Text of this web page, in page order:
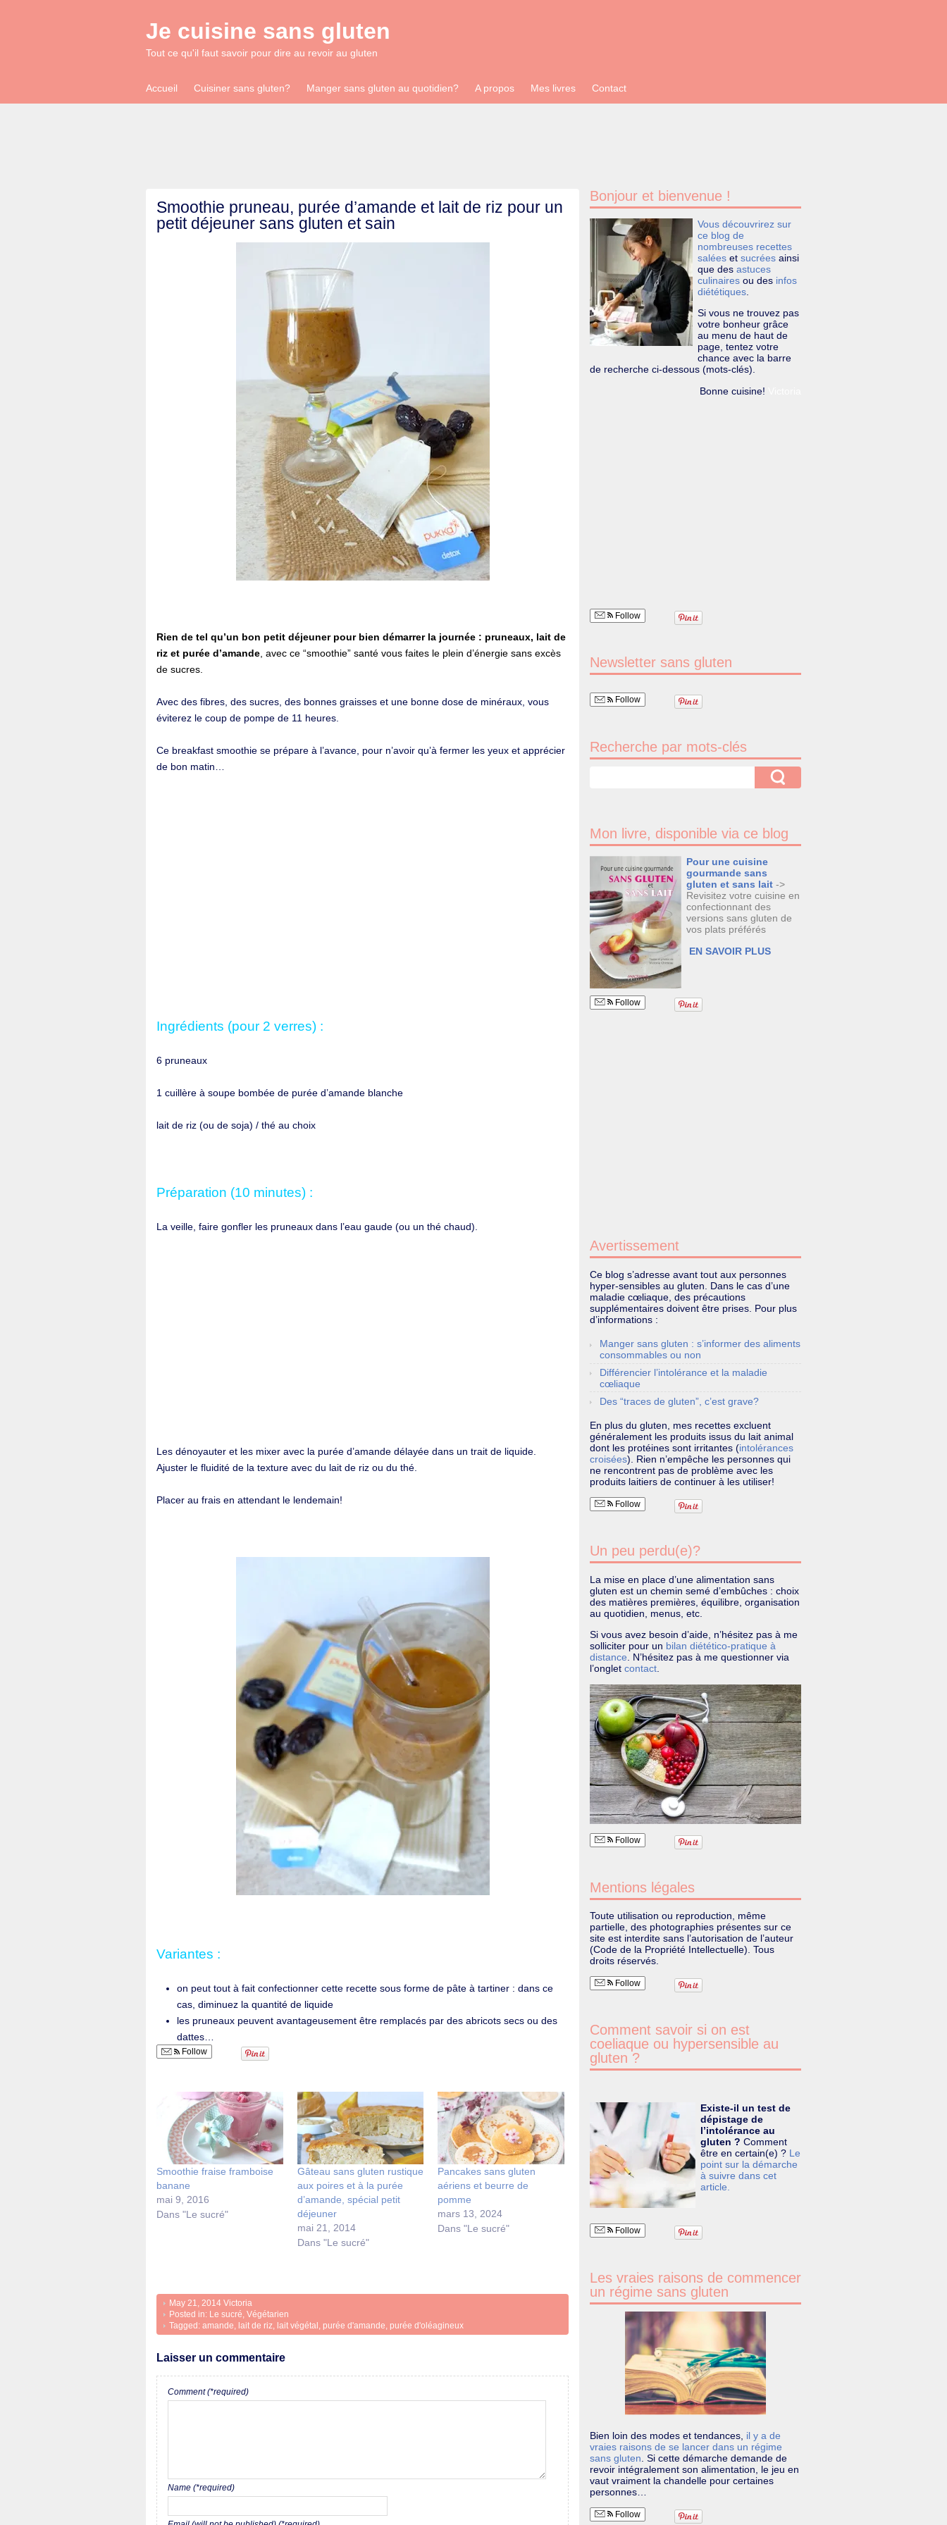
Je cuisine sans gluten
Tout ce qu'il faut savoir pour dire au revoir au gluten
Accueil Cuisiner sans gluten? Manger sans gluten au quotidien? A propos Mes livres Contact
Smoothie pruneau, purée d’amande et lait de riz pour un
petit déjeuner sans gluten et sain
Rien de tel qu’un bon petit déjeuner pour bien démarrer la journée : pruneaux, lait de
riz et purée d’amande , avec ce “smoothie” santé vous faites le plein d’énergie sans excès
de sucres.
Avec des fibres, des sucres, des bonnes graisses et une bonne dose de minéraux, vous
éviterez le coup de pompe de 11 heures.
Ce breakfast smoothie se prépare à l’avance, pour n’avoir qu’à fermer les yeux et apprécier
de bon matin…
Ingrédients (pour 2 verres) :
6 pruneaux
1 cuillère à soupe bombée de purée d’amande blanche
lait de riz (ou de soja) / thé au choix
Préparation (10 minutes) :
La veille, faire gonfler les pruneaux dans l’eau gaude (ou un thé chaud).
Les dénoyauter et les mixer avec la purée d’amande délayée dans un trait de liquide.
Ajuster le fluidité de la texture avec du lait de riz ou du thé.
Placer au frais en attendant le lendemain!
Variantes :
on peut tout à fait confectionner cette recette sous forme de pâte à tartiner : dans ce
cas, diminuez la quantité de liquide
les pruneaux peuvent avantageusement être remplacés par des abricots secs ou des
dattes…
Follow
Smoothie fraise framboise
banane
mai 9, 2016
Dans "Le sucré"
Gâteau sans gluten rustique
aux poires et à la purée
d’amande, spécial petit
déjeuner
mai 21, 2014
Dans "Le sucré"
Pancakes sans gluten
aériens et beurre de
pomme
mars 13, 2024
Dans "Le sucré"
May 21, 2014 Victoria
Posted in:
Le sucré Végétarien
Tagged: amande lait de riz lait végétal purée d'amande purée d'oléagineux
Laisser un commentaire
Comment (*required)
Name (*required)
Bonjour et bienvenue !
Vous découvrirez sur
ce blog de
nombreuses recettes
salées etsucrées ainsi
que desastuces
culinaires ou des infos
diététiques
Si vous ne trouvez pas
votre bonheur grâce
au menu de haut de
page, tentez votre
chance avec la barre
de recherche ci-dessous (mots-clés).
Bonne cuisine!
Follow
Newsletter sans gluten
Follow
Recherche par mots-clés
Mon livre, disponible via ce blog
Pour une cuisine
gourmande sans
gluten et sans lait->
Revisitez votre cuisine en
confectionnant des
versions sans gluten de
vos plats préférés
EN SAVOIR PLUS
Follow
Avertissement
Ce blog s’adresse avant tout aux personnes
hyper-sensibles au gluten. Dans le cas d’une
maladie cœliaque, des précautions
supplémentaires doivent être prises. Pour plus
d’informations :
Manger sans gluten : s’informer des aliments
consommables ou non
Différencier l’intolérance et la maladie
cœliaque
Des “traces de gluten”, c’est grave?
En plus du gluten, mes recettes excluent
généralement les produits issus du lait animal
dont les protéines sont irritantes (intolérances
croisées). Rien n’empêche les personnes qui
ne rencontrent pas de problème avec les
produits laitiers de continuer à les utiliser!
Follow
Un peu perdu(e)?
La mise en place d’une alimentation sans
gluten est un chemin semé d’embûches : choix
des matières premières, équilibre, organisation
au quotidien, menus, etc.
Si vous avez besoin d’aide, n’hésitez pas à me
solliciter pour un bilan diétético-pratique à
distance. N’hésitez pas à me questionner via
l’onglet contact.
Follow
Mentions légales
Toute utilisation ou reproduction, même
partielle, des photographies présentes sur ce
site est interdite sans l’autorisation de l’auteur
(Code de la Propriété Intellectuelle). Tous
droits réservés.
Follow
Comment savoir si on est
coeliaque ou hypersensible au
gluten ?
Existe-il un test de
dépistage de
l’intolérance au
gluten ?Comment
être en certain(e) ? Le
point sur la démarche
à suivre dans cet
article.
Follow
Les vraies raisons de commencer
un régime sans gluten
Bien loin des modes et tendances, il y a de
vraies raisons de se lancer dans un régime
sans gluten. Si cette démarche demande de
revoir intégralement son alimentation, le jeu en
vaut vraiment la chandelle pour certaines
personnes…
Follow